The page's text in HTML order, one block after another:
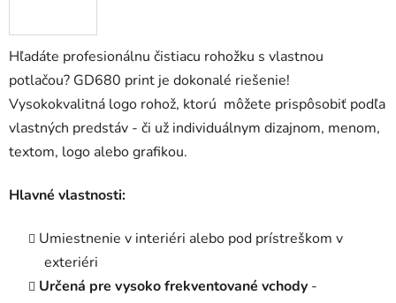
Hľadáte profesionálnu čistiacu rohožku s vlastnou
potlačou? GD680 print je dokonalé riešenie!
Vysokokvalitná logo rohož, ktorú môžete prispôsobiť podľa
vlastných predstáv - či už individuálnym dizajnom, menom,
textom, logo alebo grafikou.
Hlavné vlastnosti:
Umiestnenie v interiéri alebo pod prístreškom v
exteriéri
Určená pre vysoko frekventované vchody -